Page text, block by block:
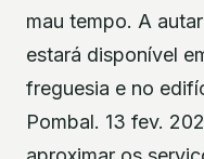
mau tempo. A
estará disponível
freguesia e no
Pombal. 13 fev.